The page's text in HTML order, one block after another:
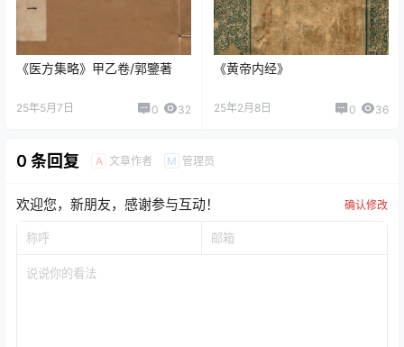
《医方集略》甲乙卷/郭鑒著
25年5月7日 0 32
《黄帝内经》
25年2月8日 0 36
0 条回复 A 文章作者 M 管理员
欢迎您，新朋友，感谢参与互动！ 确认修改